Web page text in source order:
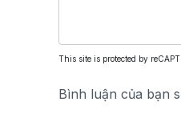
This site is protected by
Bình luận của bạn